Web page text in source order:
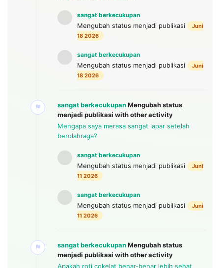
sangat berkecukupan
Mengubah status menjadi publikasi
Juni
18 2026
sangat berkecukupan
Mengubah status menjadi publikasi
Juni
18 2026
sangat berkecukupanMengubah status
menjadi publikasi with other activity
Mengapa saya merasa sangat lapar setelah
berolahraga?
sangat berkecukupan
Mengubah status menjadi publikasi
Juni
11 2026
sangat berkecukupan
Mengubah status menjadi publikasi
Juni
11 2026
sangat berkecukupanMengubah status
menjadi publikasi with other activity
Apakah roti cokelat benar-benar lebih sehat